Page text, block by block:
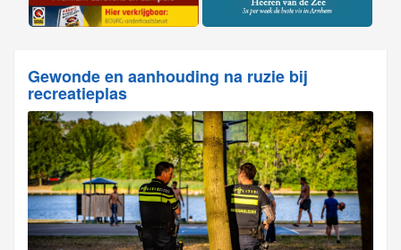
Gewonde en aanhouding na ruzie bij
recreatieplas